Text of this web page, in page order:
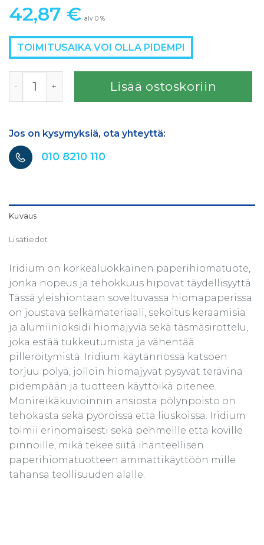
42,87 € alv 0 %
TOIMITUSAIKA VOI OLLA PIDEMPI
Lisää ostoskoriin
Jos on kysymyksiä, ota yhteyttä:
010 8210 110
Kuvaus
Lisätiedot
Iridium on korkealuokkainen paperihiomatuote,
jonka nopeus ja tehokkuus hipovat täydellisyyttä.
Tässä yleishiontaan soveltuvassa hiomapaperissa
on joustava selkämateriaali, sekoitus keraamisia
ja alumiinioksidi hiomajyviä sekä täsmäsirottelu,
joka estää tukkeutumista ja vähentää
pilleröitymistä. Iridium käytännössä katsoen
torjuu pölyä, jolloin hiomajyvät pysyvät terävinä
pidempään ja tuotteen käyttöikä pitenee.
Monireikäkuvioinnin ansiosta pölynpoisto on
tehokasta sekä pyöröissä että liuskoissa. Iridium
toimii erinomaisesti sekä pehmeille että koville
pinnoille, mikä tekee siitä ihanteellisen
paperihiomatuotteen ammattikäyttöön mille
tahansa teollisuuden alalle.